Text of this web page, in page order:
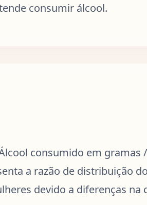
consumir álcool.
consumido em gramas
a razão de distribuição
devido a diferenças na